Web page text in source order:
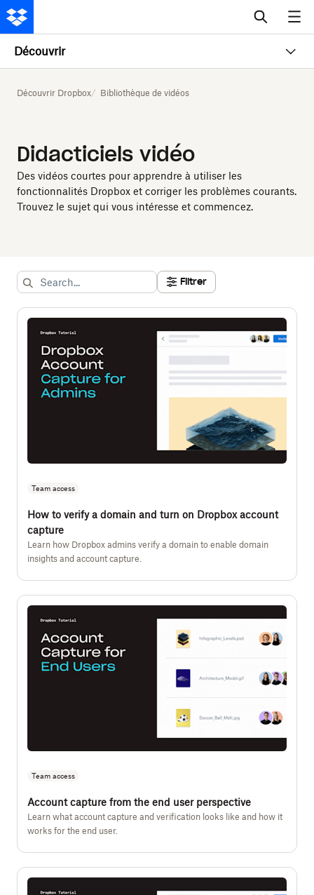
Découvrir
Découvrir Dropbox Bibliothèque de vidéos
Didacticiels vidéo
Des vidéos courtes pour apprendre à utiliser les
fonctionnalités Dropbox et corriger les problèmes courants.
Trouvez le sujet qui vous intéresse et commencez.
Filtrer
Team access
How to verify a domain and turn on Dropbox account
capture
Learn how Dropbox admins verify a domain to enable domain
insights and account capture.
Team access
Account capture from the end user perspective
Learn what account capture and verification looks like and how it
works for the end user.